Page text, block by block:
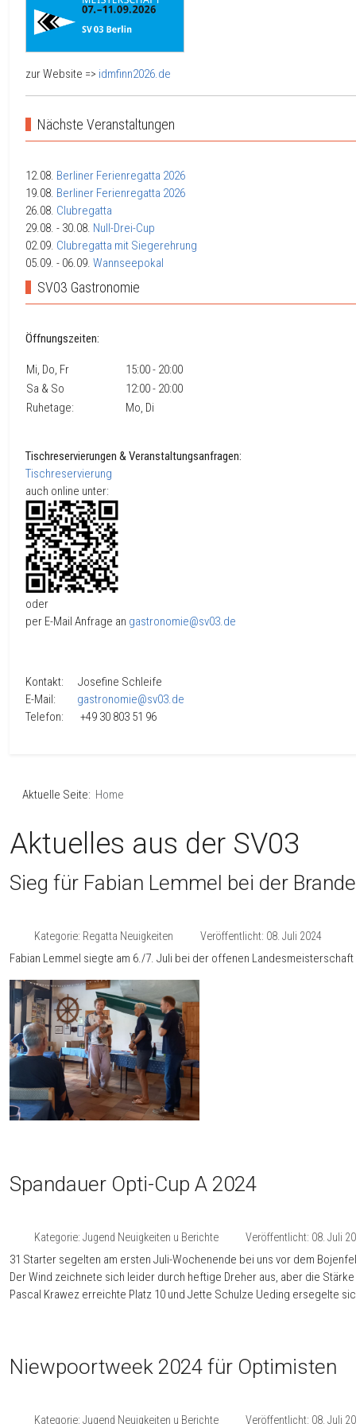
zur Website => idmfinn2026.de
Nächste Veranstaltungen
12.08. Berliner Ferienregatta 2026
19.08. Berliner Ferienregatta 2026
26.08. Clubregatta
29.08. - 30.08. Null-Drei-Cup
02.09. Clubregatta mit Siegerehrung
05.09. - 06.09. Wannseepokal
SV03 Gastronomie
Öffnungszeiten:
Mi, Do, Fr
15:00 - 20:00
Sa & So
12:00 - 20:00
Ruhetage:
Mo, Di
Tischreservierungen & Veranstaltungsanfragen:
Tischreservierung
auch online unter:
oder
per E-Mail Anfrage an gastronomie@sv03.de
Kontakt: Josefine Schleife
E-Mail: gastronomie@sv03.de
Telefon: +49 30 803 51 96
Aktuelle Seite: Home
Aktuelles aus der SV03
Sieg für Fabian Lemmel bei der
Kategorie: Regatta Neuigkeiten Veröffentlicht: 08. Juli 2024
Fabian Lemmel siegte am 6./7. Juli bei der offenen
Spandauer Opti-Cup A 2024
Kategorie: Jugend Neuigkeiten u Berichte Veröffentlicht: 08. Juli
31 Starter segelten am ersten Juli-Wochenende bei uns vor dem
Der Wind zeichnete sich leider durch heftige Dreher aus, aber die
Pascal Krawez erreichte Platz 10 und Jette Schulze Ueding ersegelte
Niewpoortweek 2024 für Optimisten
Kategorie: Jugend Neuigkeiten u Berichte Veröffentlicht: 08. Juli